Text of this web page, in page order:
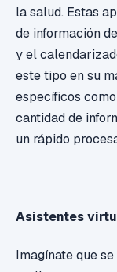
la salud. Estas
de información
y el
este tipo en su
específicos
cantidad de
un rápido
Asistentes
Imagínate que